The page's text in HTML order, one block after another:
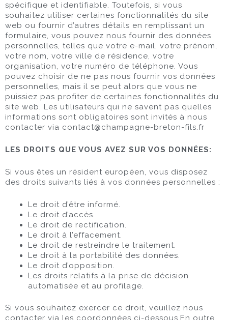
spécifique et identifiable. Toutefois, si vous
souhaitez utiliser certaines fonctionnalités du site
web ou fournir d’autres détails en remplissant un
formulaire, vous pouvez nous fournir des données
personnelles, telles que votre e-mail, votre prénom,
votre nom, votre ville de résidence, votre
organisation, votre numéro de téléphone. Vous
pouvez choisir de ne pas nous fournir vos données
personnelles, mais il se peut alors que vous ne
puissiez pas profiter de certaines fonctionnalités du
site web. Les utilisateurs qui ne savent pas quelles
informations sont obligatoires sont invités à nous
contacter via contact@champagne-breton-fils.fr
LES DROITS QUE VOUS AVEZ SUR VOS DONNÉES:
Si vous êtes un résident européen, vous disposez
des droits suivants liés à vos données personnelles :
Le droit d’être informé.
Le droit d’accès.
Le droit de rectification.
Le droit à l’effacement.
Le droit de restreindre le traitement.
Le droit à la portabilité des données.
Le droit d’opposition.
Les droits relatifs à la prise de décision
automatisée et au profilage.
Si vous souhaitez exercer ce droit, veuillez nous
contacter via les coordonnées ci-dessous.En outre,